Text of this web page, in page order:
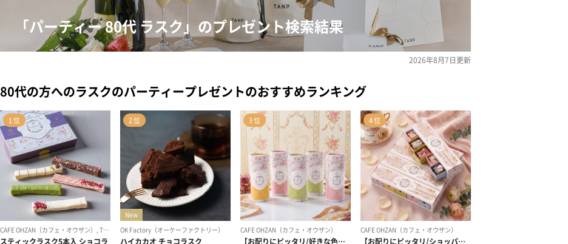
「パーティー 80代 ラスク」のプレゼント検索結果
2026年8月7日更新
80代の方へのラスクのパーティープレゼントのおすすめランキング